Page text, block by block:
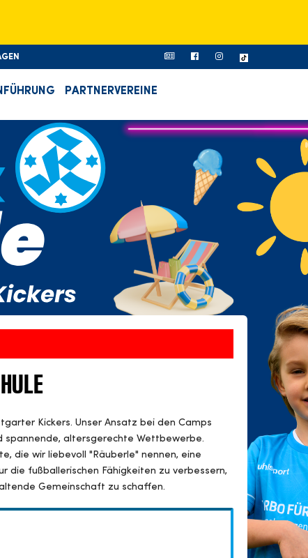
PARTNERVEREINE
Kickers. Unser Ansatz bei den Camps
spannende, altersgerechte Wettbewerbe.
die wir liebevoll "Räuberle" nennen, eine
die fußballerischen Fähigkeiten zu verbessern,
Gemeinschaft zu schaffen.